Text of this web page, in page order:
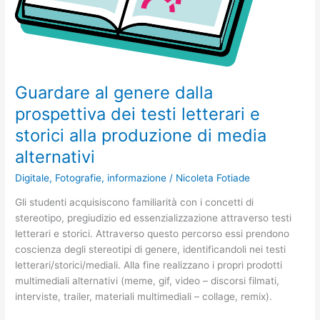
Guardare al genere dalla
prospettiva dei testi letterari e
storici alla produzione di media
alternativi
Digitale, Fotografie, informazione / Nicoleta Fotiade
Gli studenti acquisiscono familiarità con i concetti di
stereotipo, pregiudizio ed essenzializzazione attraverso testi
letterari e storici. Attraverso questo percorso essi prendono
coscienza degli stereotipi di genere, identificandoli nei testi
letterari/storici/mediali. Alla fine realizzano i propri prodotti
multimediali alternativi (meme, gif, video – discorsi filmati,
interviste, trailer, materiali multimediali – collage, remix).
alla
produzione